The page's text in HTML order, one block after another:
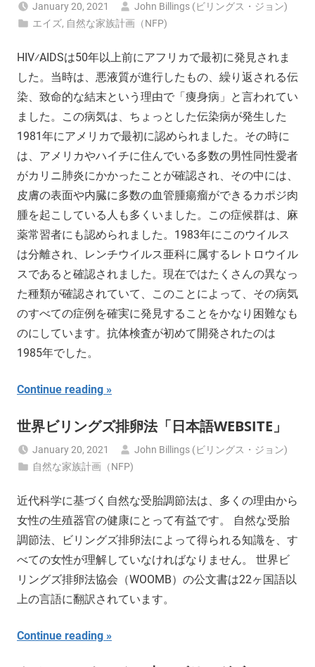
January 20, 2021
John Billings (ビリングス・ジョン)
エイズ, 自然な家族計画（NFP)
HIV⁄AIDSは50年以上前にアフリカで最初に発見されま
した。当時は、悪液質が進行したもの、繰り返される伝
染、致命的な結末という理由で「痩身病」と言われてい
ました。この病気は、ちょっとした伝染病が発生した
1981年にアメリカで最初に認められました。その時に
は、アメリカやハイチに住んでいる多数の男性同性愛者
がカリニ肺炎にかかったことが確認され、その中には、
皮膚の表面や内臓に多数の血管腫瘍瘤ができるカポジ肉
腫を起こしている人も多くいました。この症候群は、麻
薬常習者にも認められました。1983年にこのウイルス
は分離され、レンチウイルス亜科に属するレトロウイル
スであると確認されました。現在ではたくさんの異なっ
た種類が確認されていて、このことによって、その病気
のすべての症例を確実に発見することをかなり困難なも
のにしています。抗体検査が初めて開発されたのは
1985年でした。
Continue reading
世界ビリングズ排卵法「日本語WEBSITE」
January 20, 2021
John Billings (ビリングス・ジョン)
自然な家族計画（NFP)
近代科学に基づく自然な受胎調節法は、多くの理由から
女性の生殖器官の健康にとって有益です。 自然な受胎
調節法、ビリングズ排卵法によって得られる知識を、す
べての女性が理解していなければなりません。 世界ビ
リングズ排卵法協会（WOOMB）の公文書は22ヶ国語以
上の言語に翻訳されています。
Continue reading